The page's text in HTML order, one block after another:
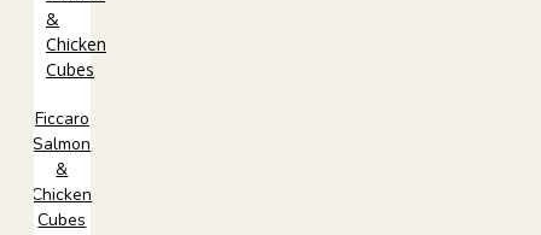
Ficcaro
Salmon
&
Chicken
Cubes